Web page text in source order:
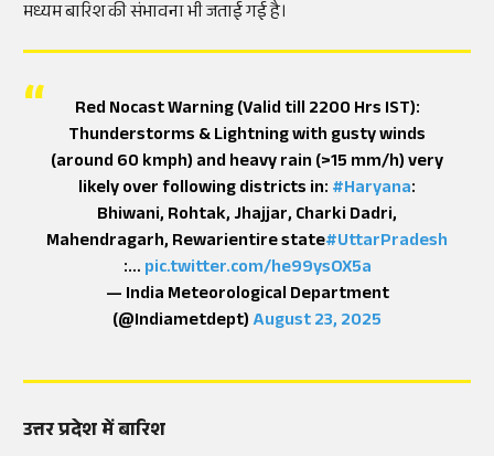
मध्यम बारिश की संभावना भी जताई गई है।
Red Nocast Warning (Valid till 2200 Hrs IST):
Thunderstorms & Lightning with gusty winds
(around 60 kmph) and heavy rain (>15 mm/h) very
likely over following districts in:#Haryana:
Bhiwani, Rohtak, Jhajjar, Charki Dadri,
Mahendragarh, Rewarientire state#UttarPradesh
:…pic.twitter.com/he99ysOX5a
— India Meteorological Department
(@Indiametdept)August 23, 2025
उत्तर प्रदेश में बारिश